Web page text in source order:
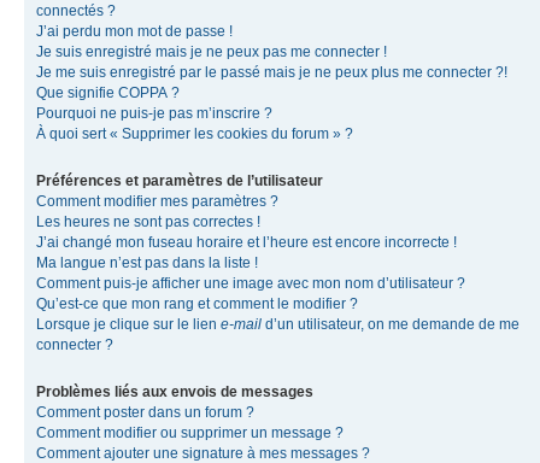
connectés ?
J’ai perdu mon mot de passe !
Je suis enregistré mais je ne peux pas me connecter !
Je me suis enregistré par le passé mais je ne peux plus me connecter ?!
Que signifie COPPA ?
Pourquoi ne puis-je pas m’inscrire ?
À quoi sert « Supprimer les cookies du forum » ?
Préférences et paramètres de l’utilisateur
Comment modifier mes paramètres ?
Les heures ne sont pas correctes !
J’ai changé mon fuseau horaire et l’heure est encore incorrecte !
Ma langue n’est pas dans la liste !
Comment puis-je afficher une image avec mon nom d’utilisateur ?
Qu’est-ce que mon rang et comment le modifier ?
Lorsque je clique sur le lien e-mail d’un utilisateur, on me demande de me
connecter ?
Problèmes liés aux envois de messages
Comment poster dans un forum ?
Comment modifier ou supprimer un message ?
Comment ajouter une signature à mes messages ?